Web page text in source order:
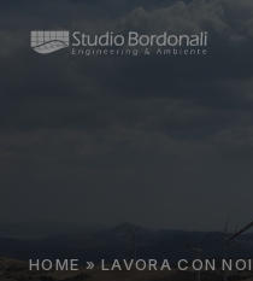
HOME »LAVORA CON NOI